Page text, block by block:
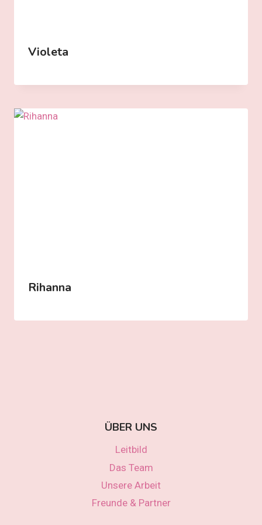
Violeta
Rihanna
ÜBER UNS
Leitbild
Das Team
Unsere Arbeit
Freunde & Partner